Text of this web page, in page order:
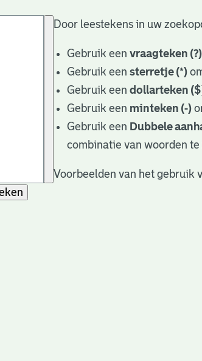
Door leestekens in uw
Gebruik eenvraagteken (?)
Gebruik eensterretje (*)
Gebruik eendollarteken
Gebruik een minteken (-)
Gebruik een Dubbele
combinatie van woorden te
Voorbeelden van het gebruik